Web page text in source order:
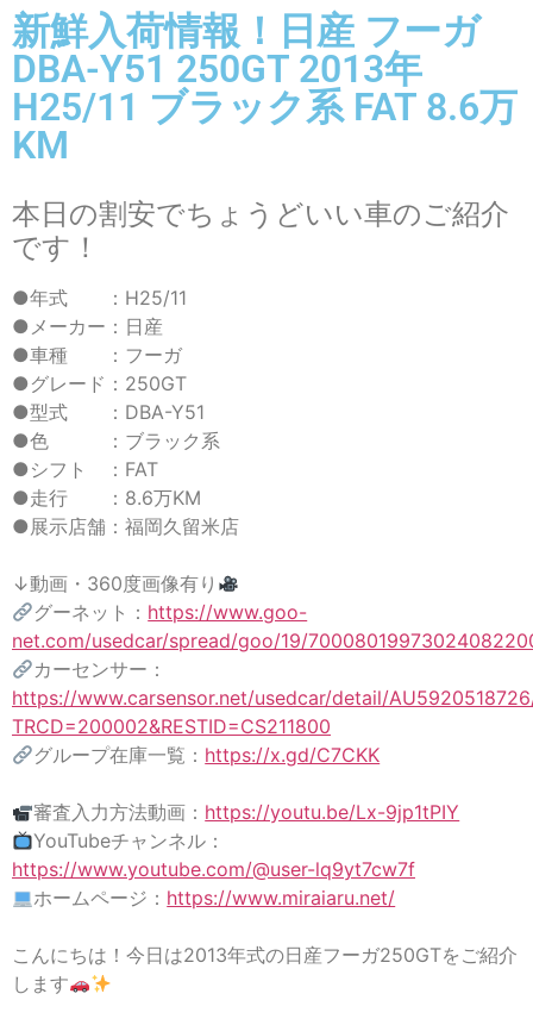
新鮮入荷情報！日産 フーガ
DBA-Y51 250GT 2013年
H25/11 ブラック系 FAT 8.6万
KM
本日の割安でちょうどいい車のご紹介
です！
●年式 ：H25/11
●メーカー：日産
●車種 ：フーガ
●グレード：250GT
●型式 ：DBA-Y51
●色 ：ブラック系
●シフト ：FAT
●走行 ：8.6万KM
●展示店舗：福岡久留米店
↓動画・360度画像有り
グーネット： https://www.goo-
net.com/usedcar/spread/goo/19/
カーセンサー：
https://www.carsensor.net/usedcar/detail/
TRCD=200002&RESTID=CS211800
グループ在庫一覧： https://x.gd/C7CKK
審査入力方法動画： https://youtu.be/Lx-9jp1tPIY
YouTubeチャンネル：
https://www.youtube.com/@user-lq9yt7cw7f
ホームページ： https://www.miraiaru.net/
こんにちは！今日は2013年式の日産フーガ250GTをご紹介
します